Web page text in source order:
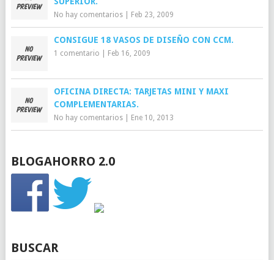
No hay comentarios| Feb 23, 2009
CONSIGUE 18 VASOS DE DISEÑO CON CCM.
1 comentario Feb 16, 2009
OFICINA DIRECTA: TARJETAS MINI Y MAXI
COMPLEMENTARIAS.
No hay comentarios| Ene 10, 2013
BLOGAHORRO 2.0
BUSCAR